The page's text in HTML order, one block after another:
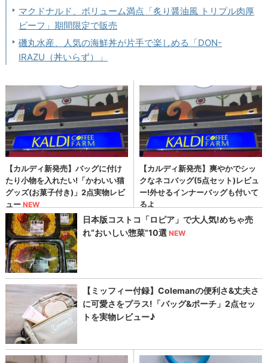
マクドナルド、ボリューム満点「炙り醤油風 トリプル肉厚
ビーフ」期間限定で販売
磯丸水産、人気の海鮮丼が片手で楽しめる「DON-
IRAZU（丼いらず）」